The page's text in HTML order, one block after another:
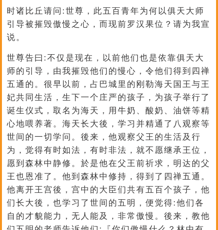
时诸比丘请问:世尊，此五百青年为何以俱天大师
引导被摧毁傲慢之心，而现前罗汉果位？请为我宣
说。
世尊告曰:不仅是现在，以前他们也是依靠俱天大
师的引导，由我摧毁他们的慢心，令他们得到四禅
五通的。很早以前，占巴城里的刚勒海天国王与王
妃共同生活，生下一个庄严的孩子，为孩子举行了
诞生仪式，取名为海天，用牛奶、酸奶、油饼等精
心地喂养著。海天长大後，学习并精通了八观察等
世间的一切学问。後来，他观察父王的生活及行
为，觉得有时如法，有时非法，就不愿继承王位，
愿到森林中静修。於是他在父王前祈求，明达的父
王也恩准了。他到森林中修持，得到了四禅五通。
他离开王宫後，宫中的大臣们共有五百个孩子，他
们长大後，也学习了世间的五明，便觉得:他们各
自的才貌能力，无人能及，非常傲慢。後来，教他